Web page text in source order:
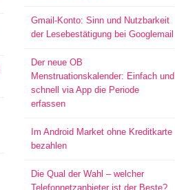
Gmail-Konto: Sinn und Nutzbarkeit
der Lesebestätigung bei Googlemail
Der neue OB
Menstruationskalender: Einfach und
schnell via App die Periode
erfassen
Im Android Market ohne Kreditkarte
bezahlen
Die Qual der Wahl – welcher
Telefonnetzanbieter ist der Beste?